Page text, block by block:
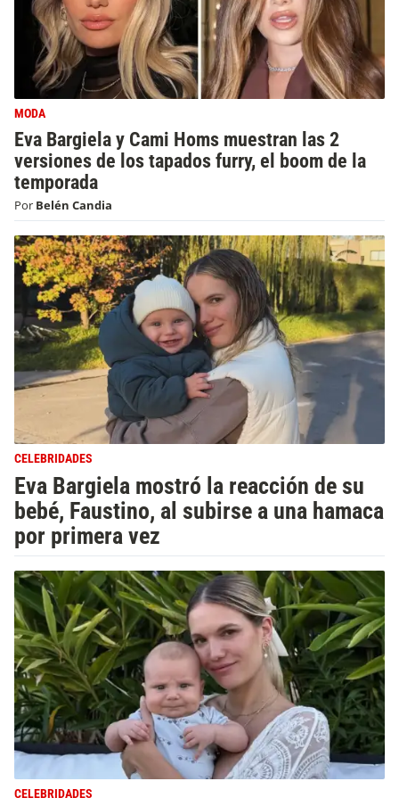
MODA
Eva Bargiela y Cami Homs muestran las 2
versiones de los tapados furry, el boom de la
temporada
Por Belén Candia
CELEBRIDADES
Eva Bargiela mostró la reacción de su
bebé, Faustino, al subirse a una hamaca
por primera vez
CELEBRIDADES